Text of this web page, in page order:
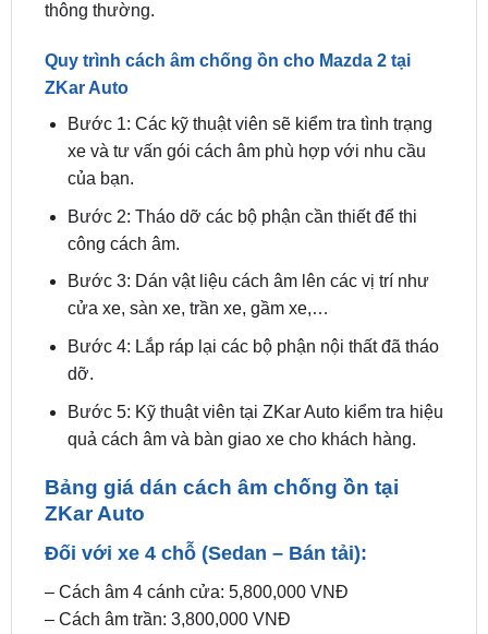
Quy trình cách âm chống ồn cho Mazda 2 tại
Bước 1: Các kỹ thuật viên sẽ kiểm tra tình trạng
xe và tư vấn gói cách âm phù hợp với nhu cầu
của bạn.
Bước 2: Tháo dỡ các bộ phận cần thiết để thi
công cách âm.
Bước 3: Dán vật liệu cách âm lên các vị trí như
cửa xe, sàn xe, trần xe, gầm xe,…
Bước 4: Lắp ráp lại các bộ phận nội thất đã tháo
dỡ.
Bước 5: Kỹ thuật viên tại ZKar Auto kiểm tra hiệu
quả cách âm và bàn giao xe cho khách hàng.
Bảng giá dán cách âm chống ồn tại
Đối với xe 4 chỗ (Sedan – Bán tải):
– Cách âm trần: 3,800,000 VNĐ
– Cách âm sàn: 11,000,000 VNĐ
– Giá cách âm toàn bộ xe: 20,600,000 VNĐ